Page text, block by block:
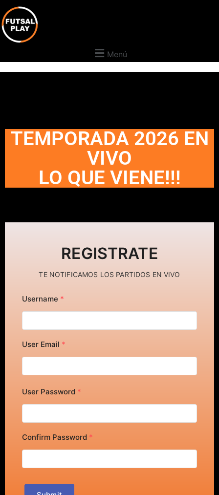
Menú
TEMPORADA 2026 EN
VIVO
LO QUE VIENE!!!
REGISTRATE
TE NOTIFICAMOS LOS PARTIDOS EN VIVO
Username *
User Email *
User Password *
Confirm Password *